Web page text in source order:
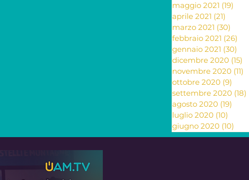
maggio 2021 (19)
aprile 2021 (21)
marzo 2021 (30)
febbraio 2021 (26)
gennaio 2021 (30)
dicembre 2020 (15)
novembre 2020 (11)
ottobre 2020 (9)
settembre 2020 (18)
agosto 2020 (19)
luglio 2020 (10)
giugno 2020 (10)